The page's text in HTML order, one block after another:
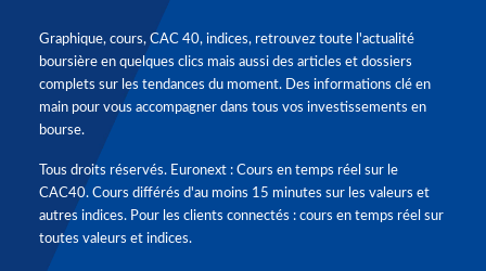
Graphique, cours, CAC 40, indices, retrouvez toute l'actualité
boursière en quelques clics mais aussi des articles et dossiers
complets sur les tendances du moment. Des informations clé en
main pour vous accompagner dans tous vos investissements en
bourse.
Tous droits réservés. Euronext : Cours en temps réel sur le
CAC40. Cours différés d'au moins 15 minutes sur les valeurs et
autres indices. Pour les clients connectés : cours en temps réel sur
toutes valeurs et indices.